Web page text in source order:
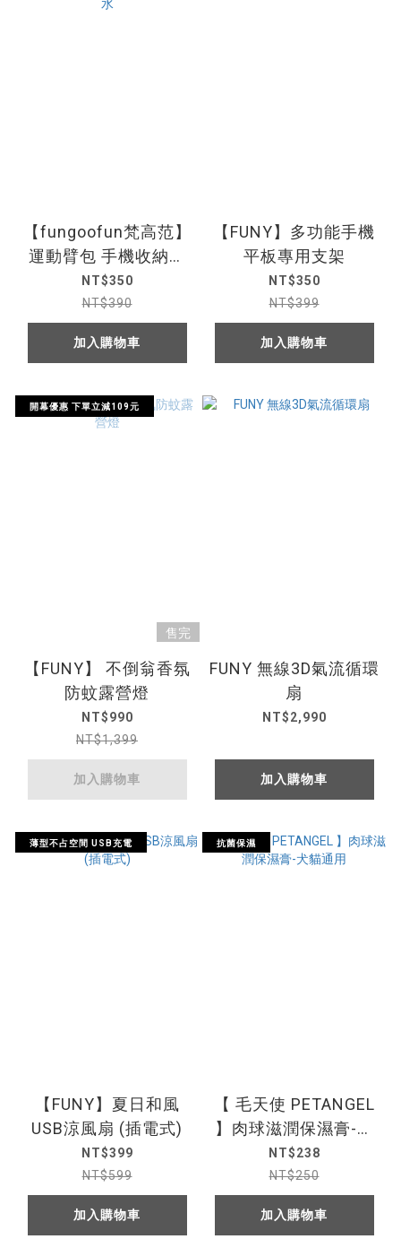
【fungoofun梵高范】
運動臂包 手機收納袋
運動手機臂包 防潑水
NT$350
NT$390
加入購物車
【FUNY】多功能手機
平板專用支架
NT$350
NT$399
加入購物車
開幕優惠 下單立減109元
售完
【FUNY】 不倒翁香氛
防蚊露營燈
NT$990
NT$1,399
加入購物車
FUNY 無線3D氣流循環
扇
NT$2,990
加入購物車
薄型不占空間 USB充電
【FUNY】夏日和風
USB涼風扇 (插電式)
NT$399
NT$599
加入購物車
抗菌保濕
【 毛天使 PETANGEL
】肉球滋潤保濕膏-犬
貓通用
NT$238
NT$250
加入購物車